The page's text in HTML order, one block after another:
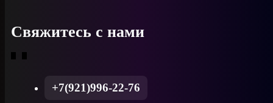
Свяжитесь с нами
+7(921)996-22-76